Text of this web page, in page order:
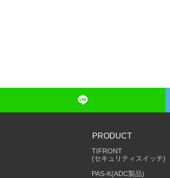
PRODUCT
TIFRONT
(セキュリティスイッチ)
PAS-K(ADC製品)